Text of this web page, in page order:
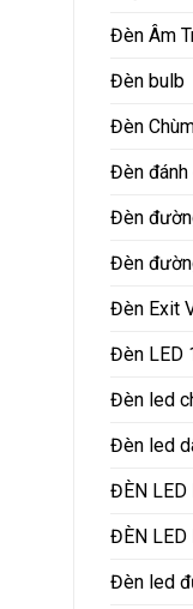
Đèn Âm
Đèn bulb
Đèn
Đèn
Đèn
Đèn
Đèn Exit
Đèn LED
Đèn led
Đèn led
ĐÈN LED
ĐÈN LED
Đèn led